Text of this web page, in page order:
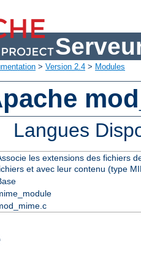
> Version 2.4 > Modules
Langues
les extensions des fichiers
et avec leur contenu (type